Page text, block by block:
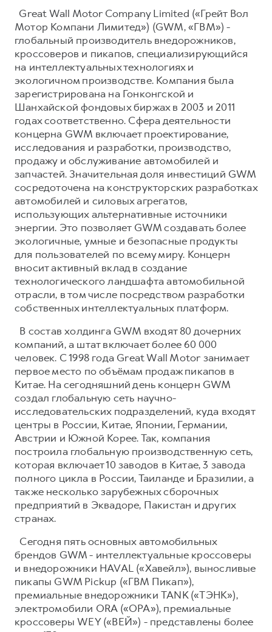
Great Wall Motor Company Limited («Грейт Вол
Мотор Компани Лимитед») (GWM, «ГВМ») -
глобальный производитель внедорожников,
кроссоверов и пикапов, специализирующийся
на интеллектуальных технологиях и
экологичном производстве. Компания была
зарегистрирована на Гонконгской и
Шанхайской фондовых биржах в 2003 и 2011
годах соответственно. Сфера деятельности
концерна GWM включает проектирование,
исследования и разработки, производство,
продажу и обслуживание автомобилей и
запчастей. Значительная доля инвестиций GWM
сосредоточена на конструкторских разработках
автомобилей и силовых агрегатов,
использующих альтернативные источники
энергии. Это позволяет GWM создавать более
экологичные, умные и безопасные продукты
для пользователей по всему миру. Концерн
вносит активный вклад в создание
технологического ландшафта автомобильной
отрасли, в том числе посредством разработки
собственных интеллектуальных платформ.
В состав холдинга GWM входят 80 дочерних
компаний, а штат включает более 60 000
человек. С 1998 года Great Wall Motor занимает
первое место по объёмам продаж пикапов в
Китае. На сегодняшний день концерн GWM
создал глобальную сеть научно-
исследовательских подразделений, куда входят
центры в России, Китае, Японии, Германии,
Австрии и Южной Корее. Так, компания
построила глобальную производственную сеть,
которая включает 10 заводов в Китае, 3 завода
полного цикла в России, Таиланде и Бразилии, а
также несколько зарубежных сборочных
предприятий в Эквадоре, Пакистан и других
странах.
Сегодня пять основных автомобильных
брендов GWM - интеллектуальные кроссоверы
и внедорожники HAVAL («Хавейл»), выносливые
пикапы GWM Pickup («ГВМ Пикап»),
премиальные внедорожники TANK («ТЭНК»),
электромобили ORA («ОРА»), премиальные
кроссоверы WEY («ВЕЙ») - представлены более